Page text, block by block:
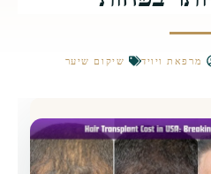
מרפאת ויויד שיקום שיער